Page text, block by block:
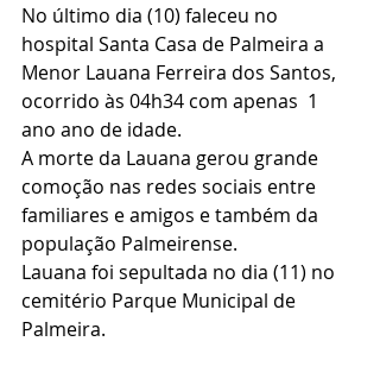
No último dia (10) faleceu no
hospital Santa Casa de Palmeira a
Menor Lauana Ferreira dos Santos,
ocorrido às 04h34 com apenas  1
ano ano de idade.
A morte da Lauana gerou grande
comoção nas redes sociais entre
familiares e amigos e também da
população Palmeirense.
Lauana foi sepultada no dia (11) no
cemitério Parque Municipal de
Palmeira.